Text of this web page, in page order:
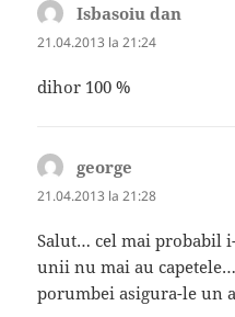
Isbasoiu dan
21.04.2013 la 21:24
dihor 100 %
george
21.04.2013 la 21:28
Salut… cel mai probabil
unii nu mai au
porumbei asigura-le un